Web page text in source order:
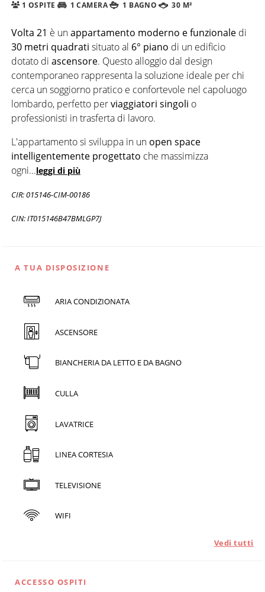
1 OSPITE 1 CAMERA 1 BAGNO 30 M²
Volta 21 è unappartamento moderno e funzionale di
30 metri quadrati situato al 6° piano di un edificio
dotato di ascensore. Questo alloggio dal design
contemporaneo rappresenta la soluzione ideale per chi
cerca un soggiorno pratico e confortevole nel capoluogo
lombardo, perfetto perviaggiatori singoli o
professionisti in trasferta di lavoro.
L'appartamento si sviluppa in un open space
intelligentemente progettato che massimizza
ogni...leggi di più
CIR: 015146-CIM-00186
CIN: IT015146B47BMLGP7J
A TUA DISPOSIZIONE
ARIA CONDIZIONATA
ASCENSORE
BIANCHERIA DA LETTO E DA BAGNO
CULLA
LAVATRICE
LINEA CORTESIA
TELEVISIONE
WIFI
Vedi tutti
ACCESSO OSPITI